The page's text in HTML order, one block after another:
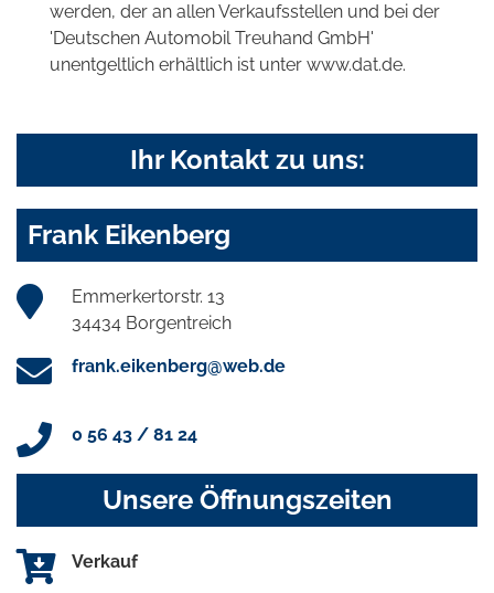
werden, der an allen Verkaufsstellen und bei der
'Deutschen Automobil Treuhand GmbH'
unentgeltlich erhältlich ist unter www.dat.de.
Ihr Kontakt zu uns:
Frank Eikenberg
Emmerkertorstr. 13
34434 Borgentreich
frank.eikenberg@web.de
0 56 43 / 81 24
Unsere Öffnungszeiten
Verkauf